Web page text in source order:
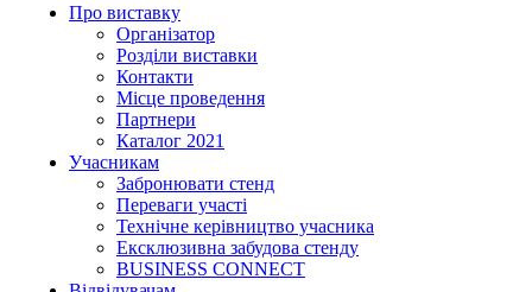
Про виставку
Організатор
Розділи виставки
Контакти
Місце проведення
Партнери
Каталог 2021
Учасникам
Забронювати стенд
Переваги участі
Технічне керівництво учасника
Ексклюзивна забудова стенду
BUSINESS CONNECT